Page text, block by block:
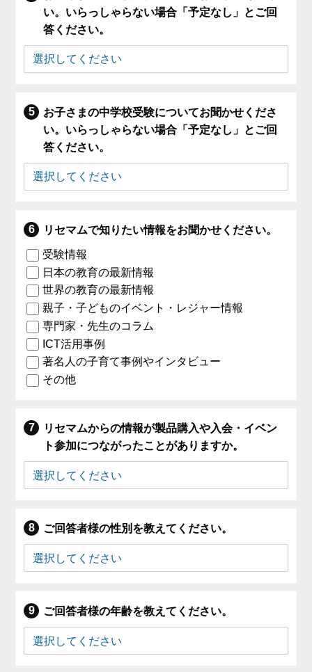
い。いらっしゃらない場合「予定なし」とご回
答ください。
お子さまの中学校受験についてお聞かせくださ
い。いらっしゃらない場合「予定なし」とご回
答ください。
リセマムで知りたい情報をお聞かせください。
受験情報
日本の教育の最新情報
世界の教育の最新情報
親子・子どものイベント・レジャー情報
専門家・先生のコラム
ICT活用事例
著名人の子育て事例やインタビュー
その他
リセマムからの情報が製品購入や入会・イベン
ト参加につながったことがありますか。
ご回答者様の性別を教えてください。
ご回答者様の年齢を教えてください。